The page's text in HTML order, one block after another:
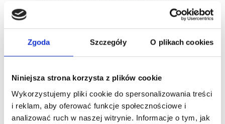
Zgoda Szczegóły O plikach cookies
Niniejsza strona korzysta z plików cookie
Wykorzystujemy pliki cookie do spersonalizowania treści
i reklam, aby oferować funkcje społecznościowe i
analizować ruch w naszej witrynie. Informacje o tym, jak
planowanie dnia to mój mały rytuał. A podczas
treningów towarzyszy mi energetyczna muzyka
"Do zobaczenia na sali treningowej!"